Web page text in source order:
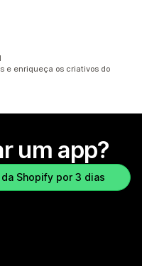
e enriqueça os criativos do
um app?
Shopify por 3 dias